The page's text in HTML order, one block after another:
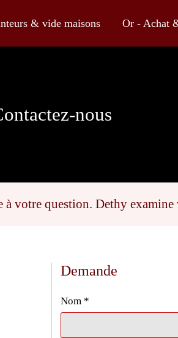
& vide maisons Or - Achat
nous
votre question. Dethy
Demande
Nom